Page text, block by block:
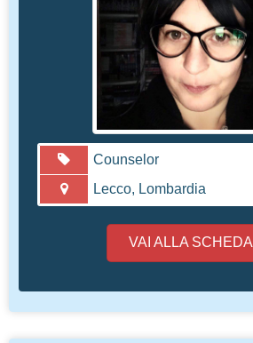
Counselor
Lecco, Lombardia
VAI ALLA SCHEDA